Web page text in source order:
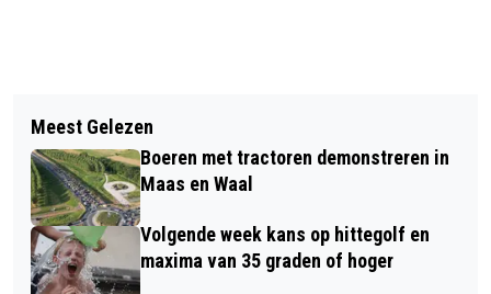
LIJNBUS AANGEREDEN DOOR
VRACHTWAGEN OP VAN
HEEMSTRAWEG (N322)
SCHOTEN EN HELIKOPTERS IN MAAS
EN WAAL: MILITAIRE OEFENINGEN
ZORGEN VOOR ZICHTBARE EN
HOORBARE ACTIVITEIT
Meest Gelezen
Boeren met tractoren demonstreren in
Maas en Waal
Volgende week kans op hittegolf en
maxima van 35 graden of hoger